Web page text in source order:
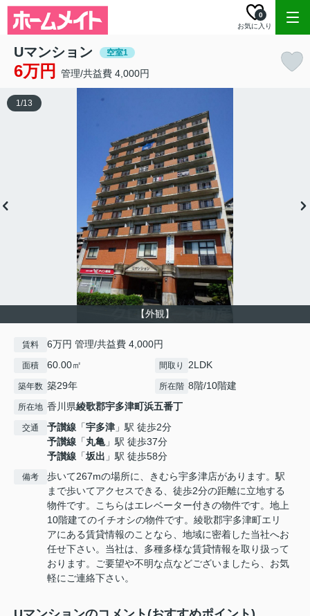
お気に入り
0
Uマンション 空室1
6万円 管理/共益費 4,000円
【外観】
1/13
賃料 6万円 管理/共益費 4,000円
面積 60.00㎡ 間取り 2LDK
築年数 築29年 所在階 8階/10階建
所在地 香川県綾歌郡宇多津町浜五番丁
交通 予讃線 「宇多津 」駅 徒歩2分
予讃線 「丸亀」駅 徒歩37分
予讃線 「坂出 」駅 徒歩58分
備考
歩いて267mの場所に、きむら宇多津店があります。駅
まで歩いてアクセスできる、徒歩2分の距離に立地する
物件です。こちらはエレベーター付きの物件です。地上
10階建てのイチオシの物件です。綾歌郡宇多津町エリ
アにある賃貸情報のことなら、地域に密着した当社へお
任せ下さい。当社は、多種多様な賃貸情報を取り扱って
おります。ご要望や不明な点などございましたら、お気
軽にご連絡下さい。